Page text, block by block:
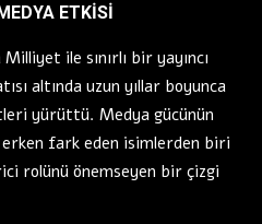
ETKISI
ile sınırlı bir yayıncı
altında uzun yıllar boyunca
yürüttü. Medya gücünün
fark eden isimlerden biri
rolünü önemseyen bir çizgi